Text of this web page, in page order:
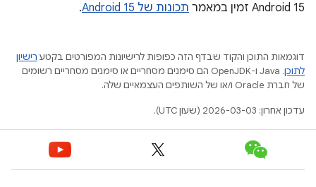
Android 15 זמין במאמר
תכונות של Android 15 .
דוגמאות התוכן והקוד שבדף הזה כפופות לרישיונות המפורטים בקטע רישיון
לתוכן
.‏ Java ו-OpenJDK הם סימנים מסחריים או סימנים מסחריים רשומים
של חברת Oracle ו/או של השותפים העצמאיים שלה.
עדכון אחרון: 2026-03-03 (שעון UTC).